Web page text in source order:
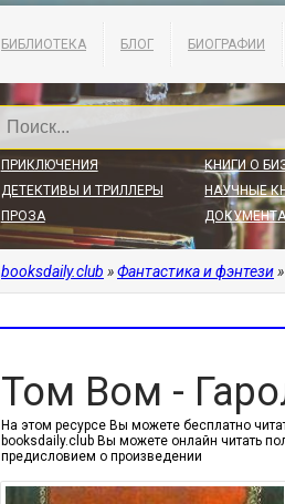
БИБЛИОТЕКА БЛОГ БИОГРАФИИ
ПРИКЛЮЧЕНИЯ
ДЕТЕКТИВЫ И ТРИЛЛЕРЫ
ПРОЗА
КНИГИ О
НАУЧНЫЕ
booksdaily.club »Фантастика и фэнтези»
Том Вом -
На этом ресурсе Вы можете бесплатно
booksdaily.club Вы можете онлайн читать
предисловием о произведении